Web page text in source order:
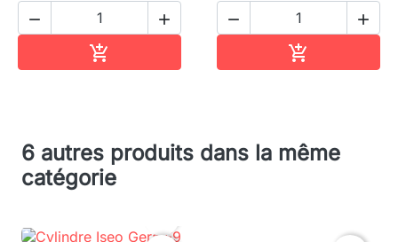
 

 

6 autres produits dans la même
catégorie